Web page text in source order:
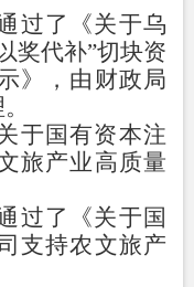
过了《关于乌
奖代补”切块资
》
， 由财政局
于国有资本注
旅产业高质量
过了《关于国
支持农文旅产